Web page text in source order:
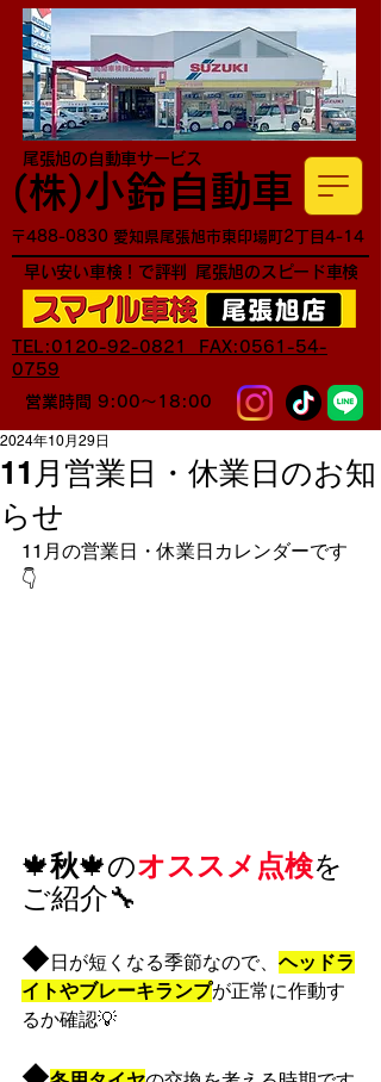
TEL:0120-92-0821 FAX:0561-54-
0759
営業時間 9:00～18:00
​(株)小鈴自動車
尾張旭の自動車サービス
早い安い車検！で評判 尾張旭のスピード車検
〒488-0830 愛知県尾張旭市東印場町2丁目4-14
11月営業日・休業日のお知
らせ
2024年10月29日
11月の営業日・休業日カレンダーです
👇
🍁秋🍁のオススメ点検を
ご紹介🔧
◆ 日が短くなる季節なので、 ヘッドラ
イトやブレーキランプが正常に作動す
るか確認💡